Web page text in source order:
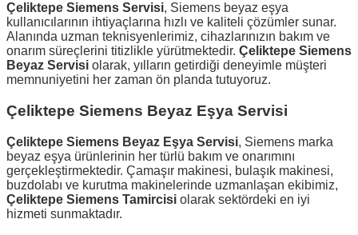
Çeliktepe Siemens Servisi, Siemens beyaz eşya
kullanıcılarının ihtiyaçlarına hızlı ve kaliteli çözümler sunar.
Alanında uzman teknisyenlerimiz, cihazlarınızın bakım ve
onarım süreçlerini titizlikle yürütmektedir. Çeliktepe Siemens
Beyaz Servisi olarak, yılların getirdiği deneyimle müşteri
memnuniyetini her zaman ön planda tutuyoruz.
Çeliktepe Siemens Beyaz Eşya Servisi
Çeliktepe Siemens Beyaz Eşya Servisi, Siemens marka
beyaz eşya ürünlerinin her türlü bakım ve onarımını
gerçekleştirmektedir. Çamaşır makinesi, bulaşık makinesi,
buzdolabı ve kurutma makinelerinde uzmanlaşan ekibimiz,
Çeliktepe Siemens Tamircisi olarak sektördeki en iyi
hizmeti sunmaktadır.